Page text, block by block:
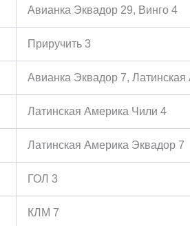
Авианка Эквадор 29, Винго 4
Приручить 3
Авианка Эквадор 7,
Латинская Америка Чили 4
Латинская Америка Эквадор 7
ГОЛ 3
КЛМ 7